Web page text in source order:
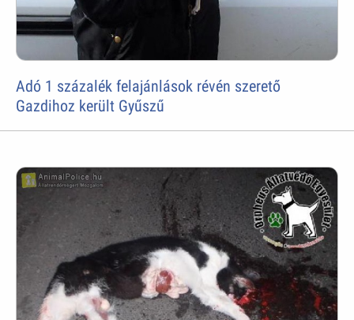
Adó 1 százalék felajánlások révén szerető
Gazdihoz került Gyűszű